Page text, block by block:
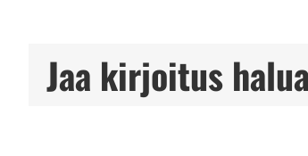
Jaa kirjoitus